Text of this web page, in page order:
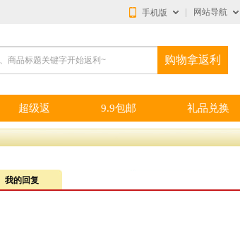
手机版 网站导航
商品标题关键字开始返利~ 购物拿返利
超级返 9.9包邮 礼品兑换
我的回复